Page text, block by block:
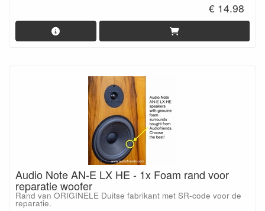
€ 14.98
Audio Note AN-E LX HE - 1x Foam rand voor
reparatie woofer
Rand van ORIGINELE Duitse fabrikant met SR-code voor de
reparatie.